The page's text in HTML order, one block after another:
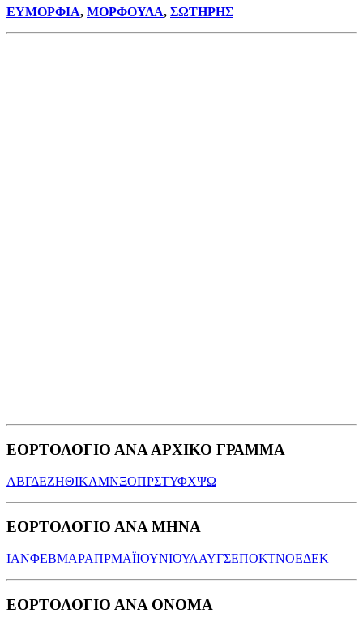
ΕΥΜΟΡΦΙΑ, ΜΟΡΦΟΥΛΑ, ΣΩΤΗΡΗΣ
ΕΟΡΤΟΛΟΓΙΟ ΑΝΑ ΑΡΧΙΚΟ ΓΡΑΜΜΑ
ΑΒΓΔΕΖΗΘΙΚΛΜΝΞΟΠΡΣΤΥΦΧΨΩ
ΕΟΡΤΟΛΟΓΙΟ ΑΝΑ ΜΗΝΑ
ΙΑΝΦΕΒΜΑΡΑΠΡΜΑΪΙΟΥΝΙΟΥΛΑΥΓΣΕΠΟΚΤΝΟΕΔΕΚ
ΕΟΡΤΟΛΟΓΙΟ ΑΝΑ ΟΝΟΜΑ